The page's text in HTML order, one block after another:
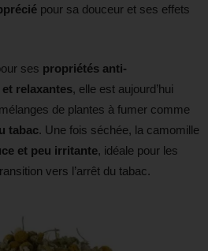
pour sa douceur et ses effets
ses propriétés anti-
relaxantes, elle est aujourd’hui
de plantes à fumer comme
tabac. Une fois séchée, la camomille
et peu irritante, idéale pour les
vers l’arrêt du tabac.